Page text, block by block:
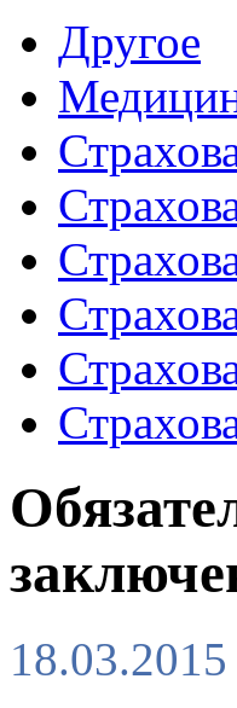
Другое
18.03.2015